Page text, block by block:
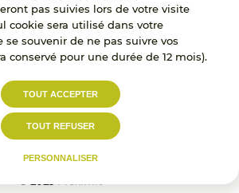
pas suivies lors de votre visite
cookie sera utilisé dans votre
se souvenir de ne pas suivre vos
conservé pour une durée de 12 mois).
TOUT ACCEPTER
TOUT REFUSER
PERSONNALISER
RECRUTEMENT
les Départements et les Associations au
de la prévention et de la protection de
Politique de
confidentialité